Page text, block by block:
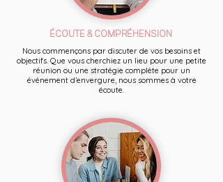
ÉCOUTE & COMPRÉHENSION
Nous commençons par discuter de vos besoins et
objectifs. Que vous cherchiez un lieu pour une petite
réunion ou une stratégie complète pour un
évènement d’envergure, nous sommes à votre
écoute.